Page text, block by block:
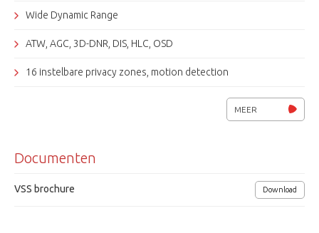
Wide Dynamic Range
ATW, AGC, 3D-DNR, DIS, HLC, OSD
16 instelbare privacy zones, motion detection
2.8 - 12 mm autoirislens
SMART IR, 28 IR leds (850nm), bereik max. 15/30m
MEER
Documenten
VSS brochure Download